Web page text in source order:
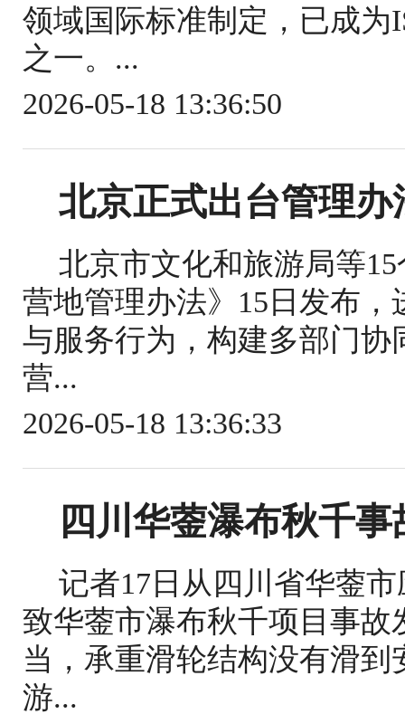
领域国际标准制定，已成为
之一。...
2026-05-18 13:36:50
北京正式出台管理
北京市文化和旅游局等
营地管理办法》15日发布
与服务行为，构建多部门
营...
2026-05-18 13:36:33
四川华蓥瀑布秋千
记者17日从四川省华蓥
致华蓥市瀑布秋千项目事
当，承重滑轮结构没有滑
游...